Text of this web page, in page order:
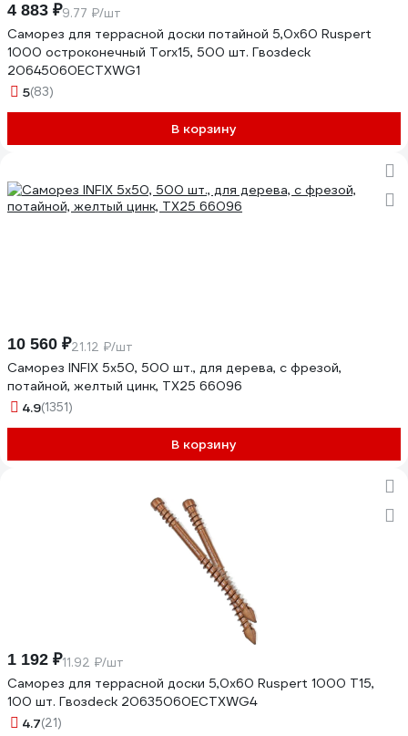
4 883 ₽9.77 ₽/шт
Саморез для террасной доски потайной 5,0х60 Ruspert
1000 остроконечный Torx15, 500 шт. Гвозdeck
20645060ECTXWG1
5(83)
В корзину
10 560 ₽21.12 ₽/шт
Саморез INFIX 5х50, 500 шт., для дерева, с фрезой,
потайной, желтый цинк, TX25 66096
4.9(1351)
В корзину
1 192 ₽11.92 ₽/шт
Саморез для террасной доски 5,0х60 Ruspert 1000 T15,
100 шт. Гвозdeck 20635060ECTXWG4
4.7(21)